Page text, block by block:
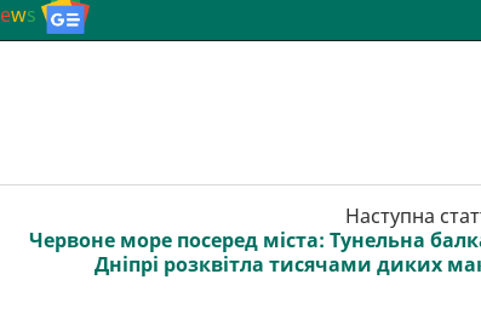
ews
Наступна
Червоне море посеред міста: Тунельна
Дніпрі розквітла тисячами диких